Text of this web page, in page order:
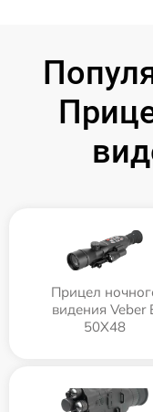
Прицел
видения Veber
50X48